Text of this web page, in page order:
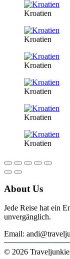
Kroatien
Kroatien
Kroatien
Kroatien
Kroatien
Kroatien
About Us
Jede Reise hat ein
unvergänglich.
Email:
© 2026